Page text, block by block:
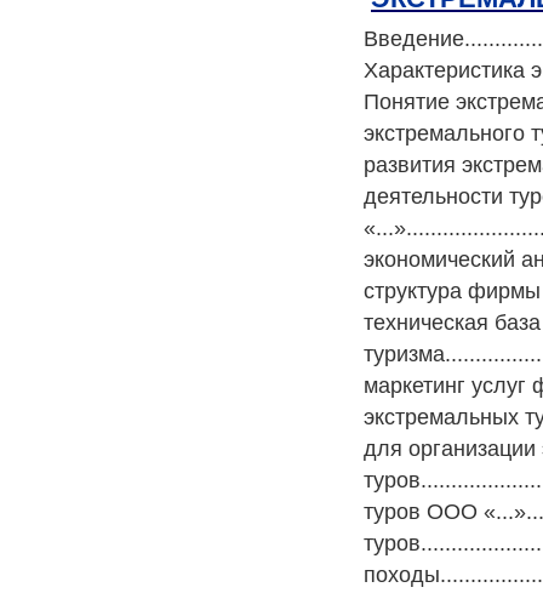
Характеристика
Понятие
экстремального
развития
деятельности
экономический
структура
техническая
маркетинг
экстремальных
для
туров ООО